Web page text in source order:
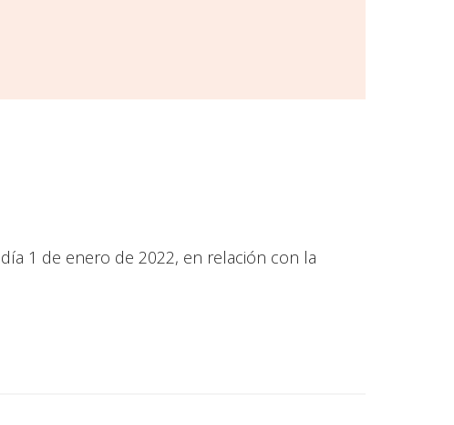
1 de enero de 2022, en relación con la